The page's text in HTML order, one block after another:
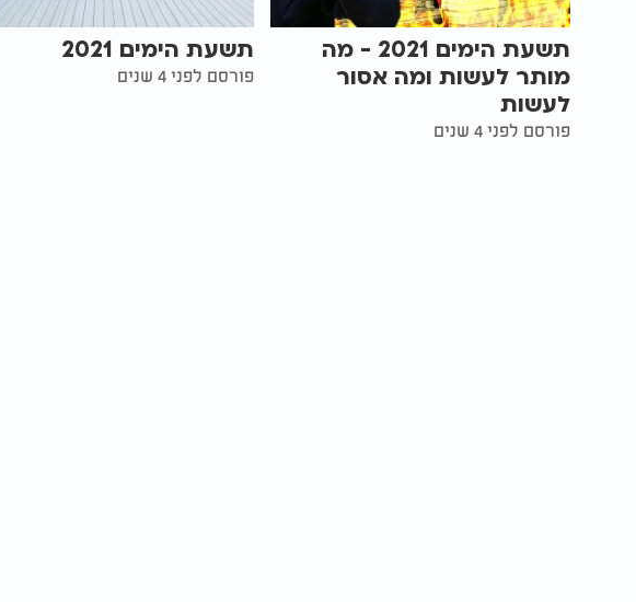
תשעת הימים 2021 - מה
מותר לעשות ומה אסור
לעשות
פורסם לפני 4 שנים
תשעת הימים 2021
פורסם לפני 4 שנים